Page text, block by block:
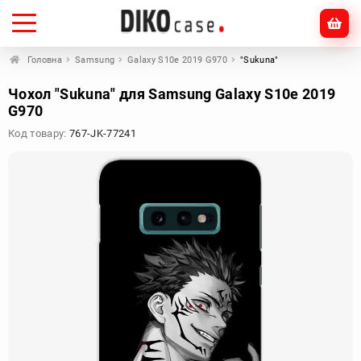
Головна Samsung Galaxy S10e 2019 G970 "Sukuna"
Чохол "Sukuna" для Samsung Galaxy S10e 2019
G970
Код товару: 767-JK-77241